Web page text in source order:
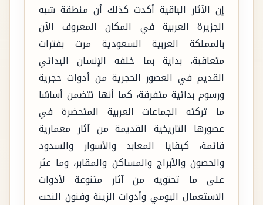
إن الآثار الباقية أكدت كذلك أن منطقة شبه
الجزيرة العربية في المكان المعروف الآن
بالمملكة العربية السعودية مرت بفترات
متعاقبة، بداية بما خلفه الإنسان البدائي
القديم في العصور الحجرية من أدوات حجرية
ورسوم بدائية متفرقة، كما أنها تتضمن أساسًا
ما تركته الجماعات العربية المتحضرة في
عصورها التاريخية القديمة من آثار معمارية
قائمة، كبقايا المعابد والأسوار والسدود
والحصون والأبراج والمساكن والمقابر، وما عثر
على ما تحتويه من آثار متنوعة لأدوات
الاستعمال اليومي وأدوات الزينة وفنون النحت